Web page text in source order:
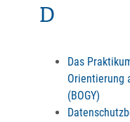
D
Das
Orientierung
(BOGY)